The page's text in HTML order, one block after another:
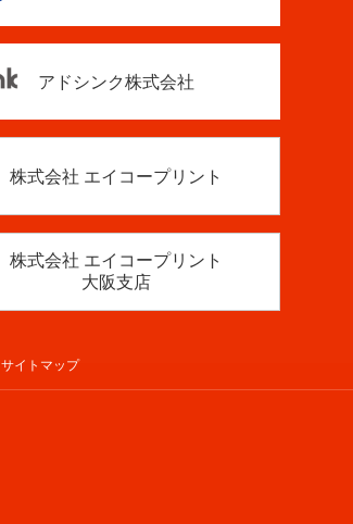
アドシンク株式会社
株式会社 エイコープリント
株式会社 エイコープリント
大阪支店
サイトマップ